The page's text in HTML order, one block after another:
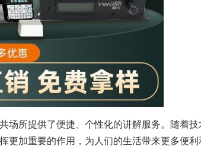
场所提供了便捷、个性化的讲解服务。随着技
更加重要的作用，为人们的生活带来更多便利